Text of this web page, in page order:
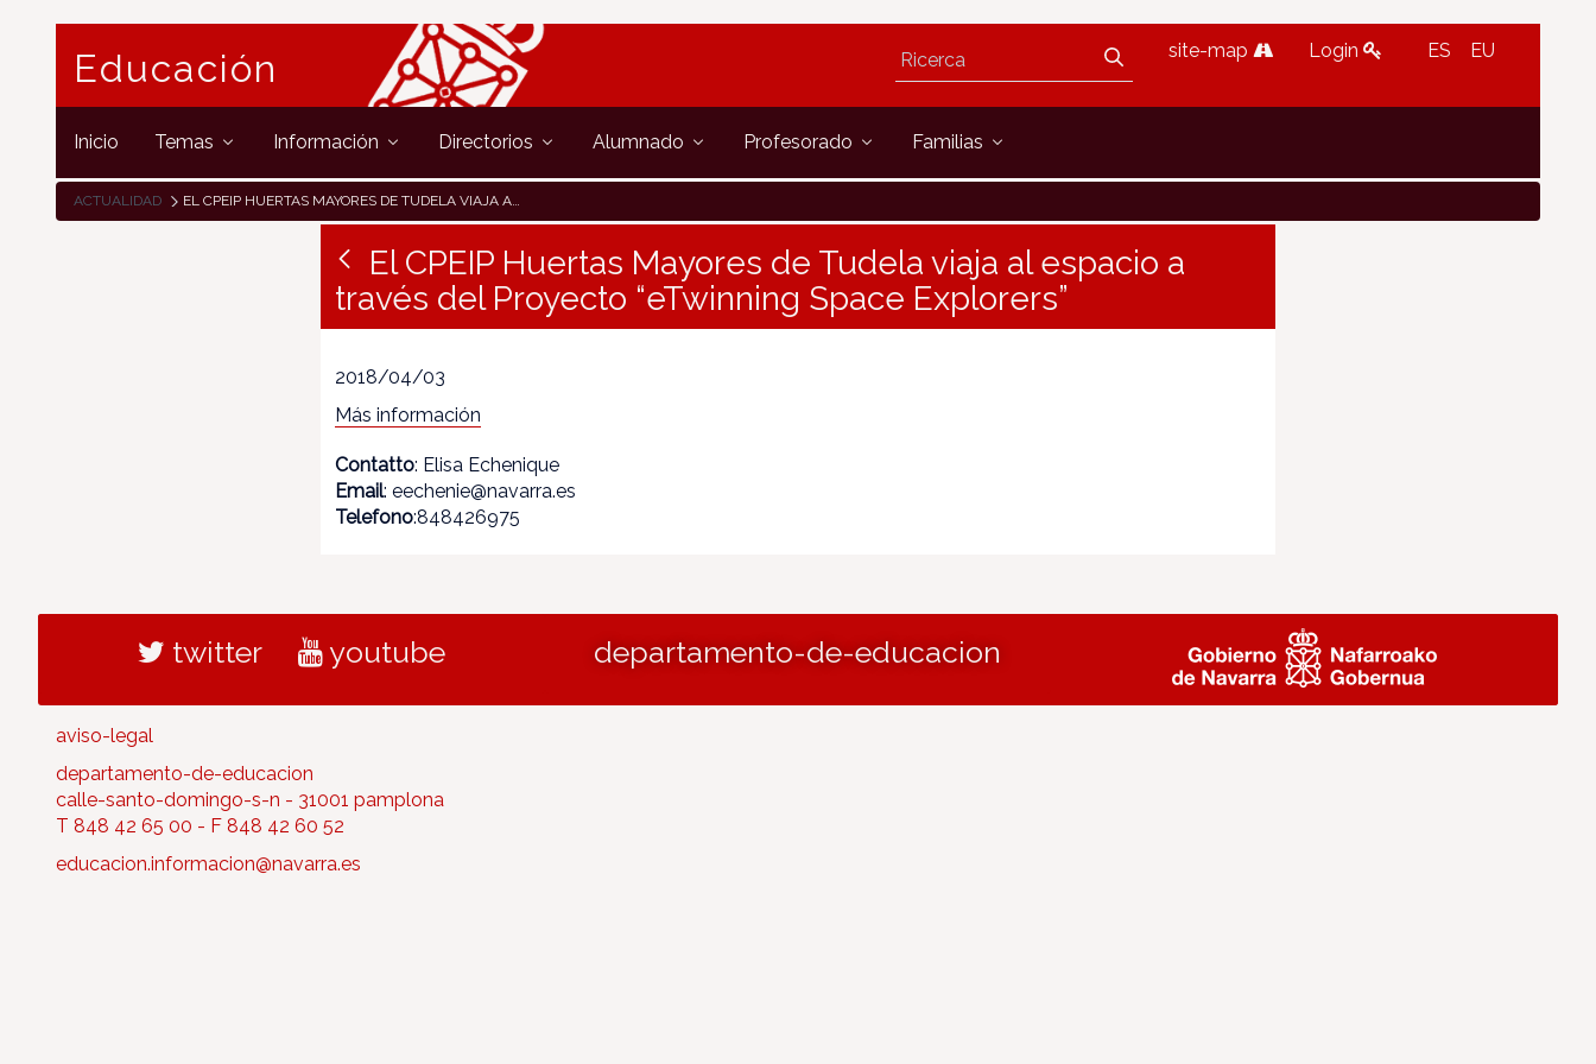
Educación site-map Login ES EU
Inicio Temas Información Directorios Alumnado Profesorado Familias
ACTUALIDAD EL CPEIP HUERTAS MAYORES DE TUDELA VIAJA AL ESPACIO A TRAVÉS DEL PROYECTO “ETWINNING SPACE EXPLORERS”
El CPEIP Huertas Mayores de Tudela viaja al espacio a
través del Proyecto “eTwinning Space Explorers”
2018/04/03
Más información
Contatto: Elisa Echenique
Email: eechenie@navarra.es
Telefono:848426975
twitter youtube departamento-de-educacion
aviso-legal
departamento-de-educacion
calle-santo-domingo-s-n - 31001 pamplona
T 848 42 65 00 - F 848 42 60 52
educacion.informacion@navarra.es